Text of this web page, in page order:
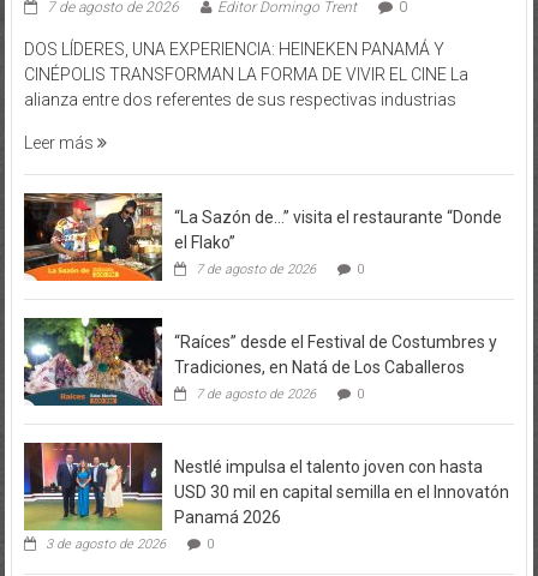
7 de agosto de 2026 Editor Domingo Trent 0
DOS LÍDERES, UNA EXPERIENCIA: HEINEKEN PANAMÁ Y
CINÉPOLIS TRANSFORMAN LA FORMA DE VIVIR EL CINE La
alianza entre dos referentes de sus respectivas industrias
Leer más
“La Sazón de…” visita el restaurante “Donde
el Flako”
7 de agosto de 2026 0
“Raíces” desde el Festival de Costumbres y
Tradiciones, en Natá de Los Caballeros
7 de agosto de 2026 0
Nestlé impulsa el talento joven con hasta
USD 30 mil en capital semilla en el Innovatón
Panamá 2026
3 de agosto de 2026 0